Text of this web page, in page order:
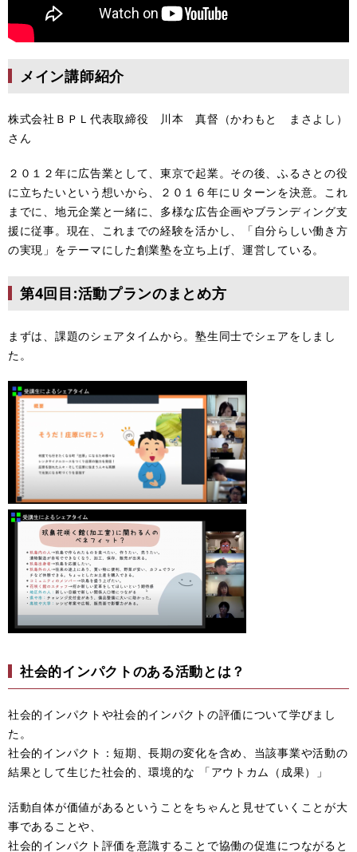
メイン講師紹介
株式会社ＢＰＬ代表取締役 川本 真督（かわもと まさよし）
さん
２０１２年に広告業として、東京で起業。その後、ふるさとの役
に立ちたいという想いから、２０１６年にＵターンを決意。これ
までに、地元企業と一緒に、多様な広告企画やブランディング支
援に従事。現在、これまでの経験を活かし、「自分らしい働き方
の実現」をテーマにした創業塾を立ち上げ、運営している。
第4回目:活動プランのまとめ方
まずは、課題のシェアタイムから。塾生同士でシェアをしまし
た。
社会的インパクトのある活動とは？
社会的インパクトや社会的インパクトの評価について学びまし
た。
社会的インパクト：短期、⻑期の変化を含め、当該事業や活動の
結果として⽣じた社会的、環境的な 「アウトカム（成果）」
活動自体が価値があるということをちゃんと見せていくことが大
事であることや、
社会的インパクト評価を意識することで協働の促進につながると